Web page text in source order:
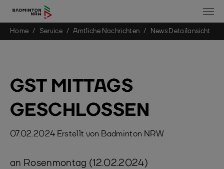
Skip to main content
You are here:
Home Service Amtliche Nachrichten News Detailansicht
GST MITTAGS
GESCHLOSSEN
07.02.2024 Erstellt von Badminton NRW
an Rosenmontag (12.02.2024)